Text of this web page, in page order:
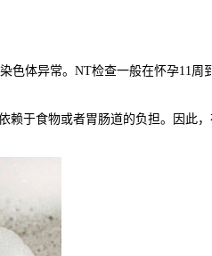
体异常。NT检查一般在怀孕11周
于食物或者胃肠道的负担。因此